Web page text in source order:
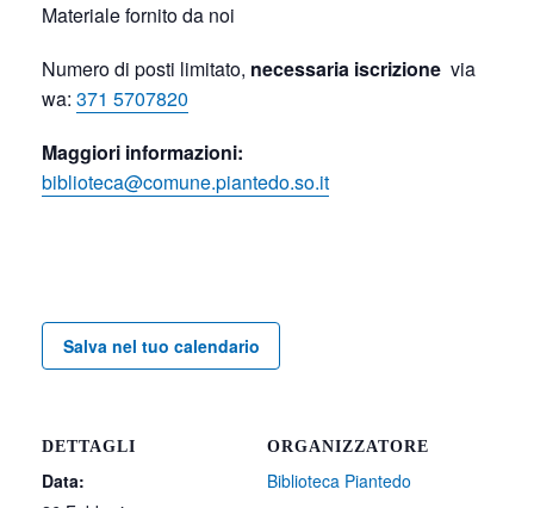
Materiale fornito da noi
Numero di posti limitato, necessaria iscrizione via
wa: 371 5707820
Maggiori informazioni:
biblioteca@comune.piantedo.so.it
Salva nel tuo calendario
DETTAGLI
Data:
ORGANIZZATORE
Biblioteca Piantedo